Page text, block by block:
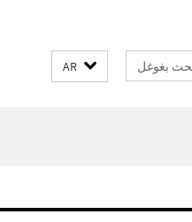
AR Suchbegriffe